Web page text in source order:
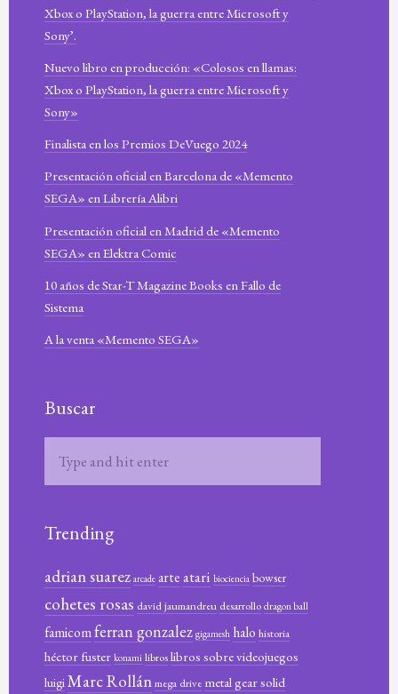
Xbox o PlayStation, la guerra entre Microsoft y
Sony’.
Nuevo libro en producción: «Colosos en llamas:
Xbox o PlayStation, la guerra entre Microsoft y
Sony»
Finalista en los Premios DeVuego 2024
Presentación oficial en Barcelona de «Memento
SEGA» en Librería Alibri
Presentación oficial en Madrid de «Memento
SEGA» en Elektra Comic
10 años de Star-T Magazine Books en Fallo de
Sistema
A la venta «Memento SEGA»
Buscar
Trending
adrian suarez arcade arteatari biociencia bowser
cohetes rosas david jaumandreu desarrollodragon ball
famicomferran gonzalez gigamesh halo historia
héctor fuster konami libroslibros sobre videojuegos
luigiMarc Rollánmega drive metal gear solid